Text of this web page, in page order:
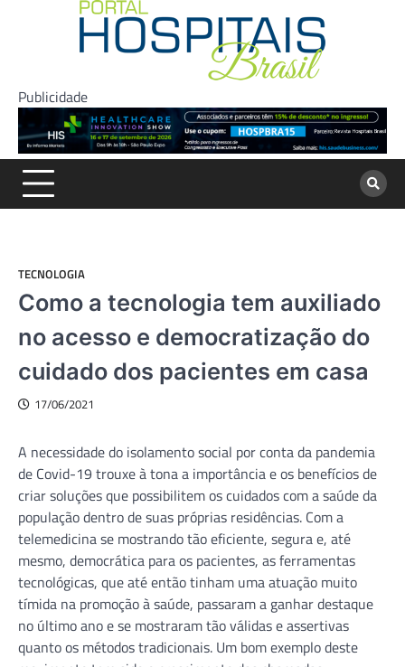
Publicidade
TECNOLOGIA
Como a tecnologia tem auxiliado
no acesso e democratização do
cuidado dos pacientes em casa
17/06/2021
A necessidade do isolamento social por conta da pandemia
de Covid-19 trouxe à tona a importância e os benefícios de
criar soluções que possibilitem os cuidados com a saúde da
população dentro de suas próprias residências. Com a
telemedicina se mostrando tão eficiente, segura e, até
mesmo, democrática para os pacientes, as ferramentas
tecnológicas, que até então tinham uma atuação muito
tímida na promoção à saúde, passaram a ganhar destaque
no último ano e se mostraram tão válidas e assertivas
quanto os métodos tradicionais. Um bom exemplo deste